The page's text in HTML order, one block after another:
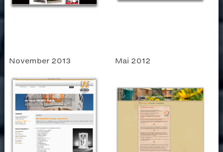
November 2013 Mai 2012